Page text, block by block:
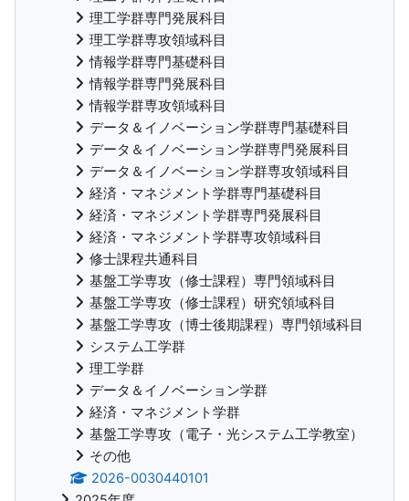
理工学群専門発展科目
理工学群専攻領域科目
情報学群専門基礎科目
情報学群専門発展科目
情報学群専攻領域科目
データ＆イノベーション学群専門基礎科目
データ＆イノベーション学群専門発展科目
データ＆イノベーション学群専攻領域科目
経済・マネジメント学群専門基礎科目
経済・マネジメント学群専門発展科目
経済・マネジメント学群専攻領域科目
修士課程共通科目
基盤工学専攻（修士課程）専門領域科目
基盤工学専攻（修士課程）研究領域科目
基盤工学専攻（博士後期課程）専門領域科目
システム工学群
理工学群
データ＆イノベーション学群
経済・マネジメント学群
基盤工学専攻（電子・光システム工学教室）
その他
2026-0030440101